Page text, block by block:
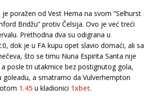
poražen od Vest Hema na svom ”Selhurst
Bridžu” protiv Čelsija. Ovo je već treći
Prethodna dva su odigrana u
dok je u FA kupu opet slavio domaći, ali sa
što se timu Nuna Espirita Santa nije
posle tri utakmice bez postignutog gola,
goleadu, a smatramo da Vulverhempton
1.45 u kladionici 1xbet.